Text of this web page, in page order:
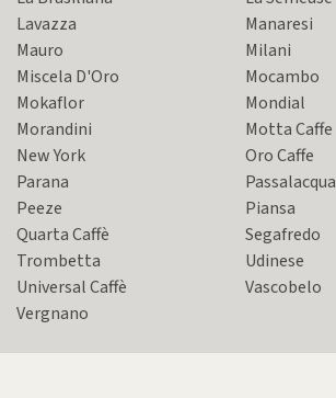
Lavazza
Manaresi
Mauro
Milani
Miscela D'Oro
Mocambo
Mokaflor
Mondial
Morandini
Motta Caffe
New York
Oro Caffe
Parana
Passalacqua
Peeze
Piansa
Quarta Caffè
Segafredo
Trombetta
Udinese
Universal Caffè
Vascobelo
Vergnano